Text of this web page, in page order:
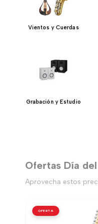
Vientos y Cuerdas
Grabación y Estudio
Ofertas Día
Aprovecha estos
OFERTA